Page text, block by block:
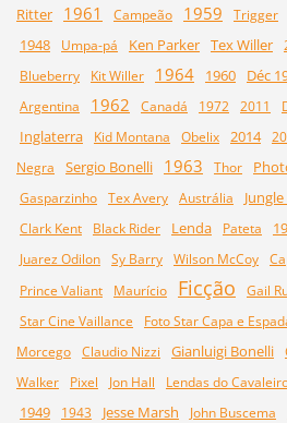
Ritter
1961 Campeão 1959 Trigger
1948
Umpa-pá Ken Parker Tex Willer
Blueberry
Kit Willer 1964 1960 Déc
Argentina
1962 Canadá 1972 2011
Inglaterra Kid Montana Obelix 2014
Negra
Sergio Bonelli 1963 Thor
Gasparzinho Tex Avery Austrália
Clark Kent
Black Rider Lenda Pateta
Juarez Odilon Sy Barry Wilson McCoy
Prince Valiant Maurício Ficção Gail
Star Cine Vaillance
Foto Star Capa e
Morcego Claudio Nizzi Gianluigi Bonelli
Walker
Pixel Jon Hall Lendas do
1949
1943 Jesse Marsh John Buscema